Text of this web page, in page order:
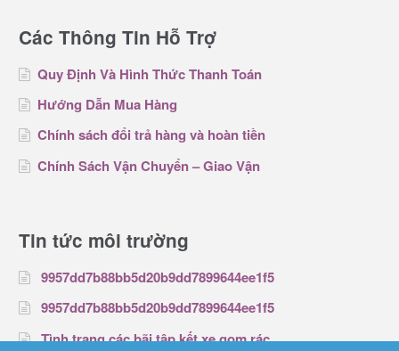
Các Thông Tin Hỗ Trợ
Quy Định Và Hình Thức Thanh Toán
Hướng Dẫn Mua Hàng
Chính sách đổi trả hàng và hoàn tiền
Chính Sách Vận Chuyển – Giao Vận
Tin tức môi trường
9957dd7b88bb5d20b9dd7899644ee1f5
9957dd7b88bb5d20b9dd7899644ee1f5
Tình trạng các bãi tập kết xe gom rác